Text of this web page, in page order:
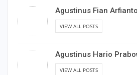
Agustinus Fian Arfianto
VIEW ALL POSTS
Agustinus Hario
VIEW ALL POSTS